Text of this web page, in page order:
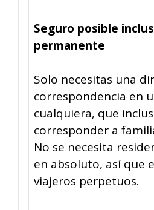
Seguro posible
permanente
Solo necesitas una
correspondencia en
cualquiera, que
corresponder a
No se necesita
en absoluto, así que
viajeros perpetuos.